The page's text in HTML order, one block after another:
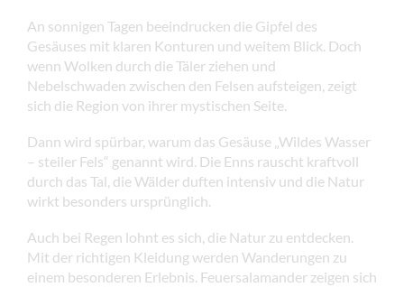
An sonnigen Tagen beeindrucken die Gipfel des
Gesäuses mit klaren Konturen und weitem Blick. Doch
wenn Wolken durch die Täler ziehen und
Nebelschwaden zwischen den Felsen aufsteigen, zeigt
sich die Region von ihrer mystischen Seite.
Dann wird spürbar, warum das Gesäuse „Wildes Wasser
– steiler Fels“ genannt wird. Die Enns rauscht kraftvoll
durch das Tal, die Wälder duften intensiv und die Natur
wirkt besonders ursprünglich.
Auch bei Regen lohnt es sich, die Natur zu entdecken.
Mit der richtigen Kleidung werden Wanderungen zu
einem besonderen Erlebnis. Feuersalamander zeigen sich